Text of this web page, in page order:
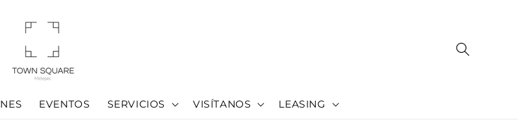
EVENTOS SERVICIOS VISÍTANOS LEASING